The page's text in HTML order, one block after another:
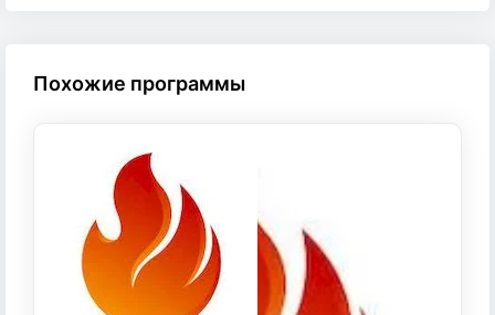
Похожие программы